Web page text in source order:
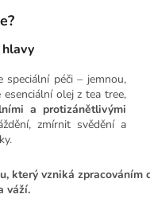
speciální péči – jemnou,
olej z tea tree,
a protizánětlivými
zmírnit svědění a
který vzniká
váží.